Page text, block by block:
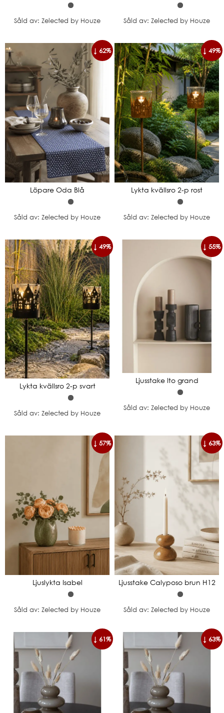
Såld av: Zelected by Houze Såld av: Zelected by Houze
↓ 62%
Löpare Oda Blå
Såld av: Zelected by Houze
↓ 49%
Lykta kvällsro 2-p rost
Såld av: Zelected by Houze
↓ 49%
Lykta kvällsro 2-p svart
Såld av: Zelected by Houze
↓ 55%
Ljusstake Ito grand
Såld av: Zelected by Houze
↓ 57%
Ljuslykta Isabel
Såld av: Zelected by Houze
↓ 63%
Ljusstake Calyposo brun H12
Såld av: Zelected by Houze
↓ 61% ↓ 63%